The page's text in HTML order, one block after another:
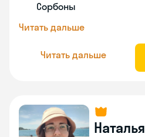
Сорбоны
Читать дальше
Читать дальше
Наталья